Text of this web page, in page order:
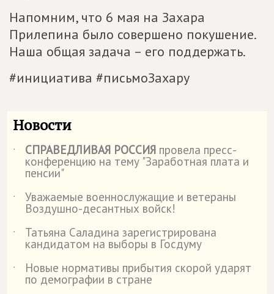
Напомним, что 6 мая на Захара
Прилепина было совершено покушение.
Наша общая задача – его поддержать.
#инициатива #письмоЗахару
Новости
˙ СПРАВЕДЛИВАЯ РОССИЯ провела пресс-
конференцию на тему "Заработная плата и
пенсии"
˙
Уважаемые военнослужащие и ветераны
Воздушно-десантных войск!
˙
Татьяна Саладина зарегистрирована
кандидатом на выборы в Госдуму
˙
Новые нормативы прибытия скорой ударят
по демографии в стране